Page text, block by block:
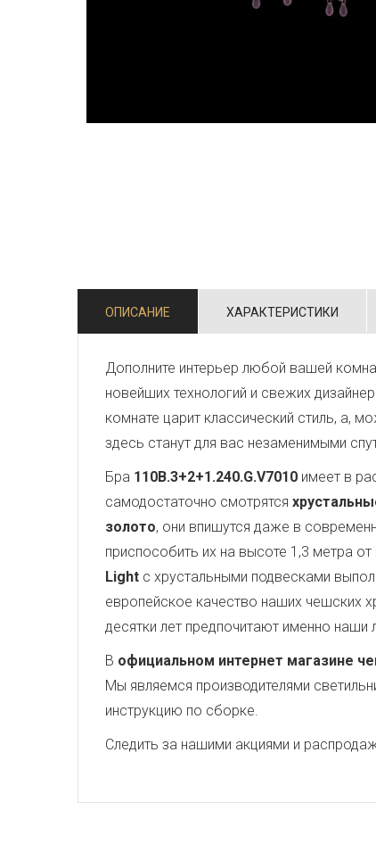
ОПИСАНИЕ ХАРАКТЕРИСТИКИ
Дополните интерьер любой вашей
новейших технологий и свежих
комнате царит классический стиль, а,
здесь станут для вас незаменимыми
Бра 110B.3+2+1.240.G.V7010 имеет в
самодостаточно смотрятся
золото, они впишутся даже в
приспособить их на высоте 1,3 метра
Light с хрустальными подвесками
европейское качество наших чешских
десятки лет предпочитают именно наши
В официальном интернет магазине
Мы являемся производителями
инструкцию по сборке.
Следить за нашими акциями и